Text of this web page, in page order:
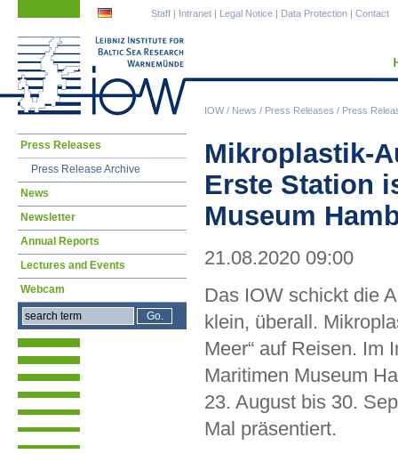
IOW/ News / Press Releases / Press
Staff | Intranet | Legal Notice | Data Protection | Contact
Mikroplastik-
Erste Station
Museum
21.08.2020 09:00
Das IOW schickt die
klein, überall.
Meer“ auf Reisen. Im
Maritimen Museum
23. August bis 30.
Mal präsentiert.
Skip
Press Releases
Press Release Archive
News
Newsletter
Annual Reports
Lectures and Events
Webcam